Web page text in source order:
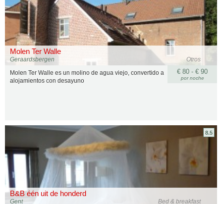
Molen Ter Walle
Otros
Geraardsbergen
€ 80 - € 90
por noche
Molen Ter Walle es un molino de agua viejo, convertido a
alojamientos con desayuno
B&B één uit de honderd
Bed & breakfast
Gent
8.5